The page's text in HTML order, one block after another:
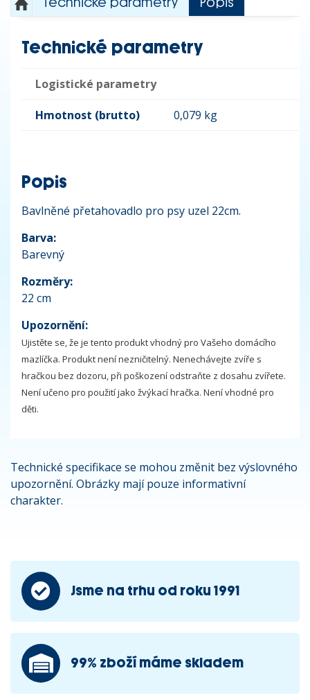
Technické parametry
Logistické parametry
Hmotnost (brutto) 0,079 kg
Popis
Bavlněné přetahovadlo pro psy uzel 22cm.
Barva:
Barevný
Rozměry:
22 cm
Upozornění:
Ujistěte se, že je tento produkt vhodný pro Vašeho domácího
mazlíčka. Produkt není nezničitelný. Nenechávejte zvíře s
hračkou bez dozoru, při poškození odstraňte z dosahu zvířete.
Není učeno pro použití jako žvýkací hračka. Není vhodné pro
děti.
Technické specifikace se mohou změnit bez výslovného
upozornění. Obrázky mají pouze informativní
charakter.
Jsme na trhu od roku 1991
99% zboží máme skladem